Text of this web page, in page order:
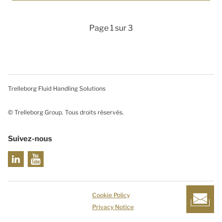
Page 1 sur 3
Trelleborg Fluid Handling Solutions
© Trelleborg Group. Tous droits réservés.
Suivez-nous
Cookie Policy
Privacy Notice